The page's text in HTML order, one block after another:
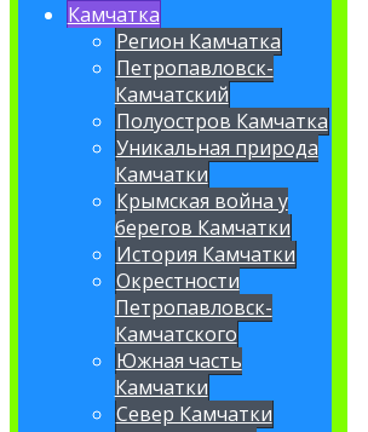
Камчатка
Регион Камчатка
Петропавловск-
Камчатский
Полуостров Камчатка
Уникальная природа
Камчатки
Крымская война у
берегов Камчатки
История Камчатки
Окрестности
Петропавловск-
Камчатского
Южная часть
Камчатки
Север Камчатки